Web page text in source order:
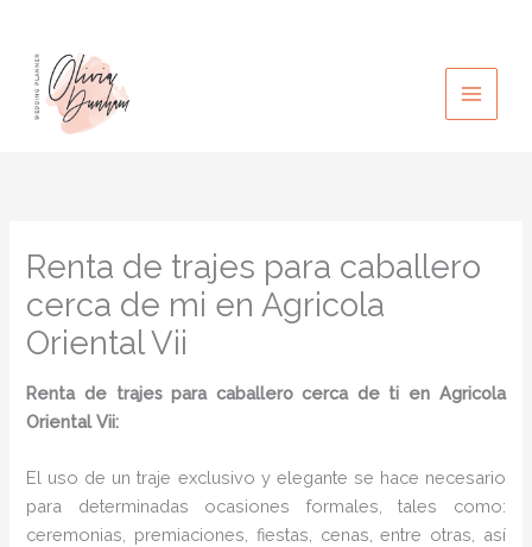
contenido
Renta de trajes para caballero
cerca de mi en Agricola
Oriental Vii
Renta de trajes para caballero cerca de ti en Agricola
Oriental Vii:
El uso de un traje exclusivo y elegante se hace necesario
para determinadas ocasiones formales, tales como:
ceremonias, premiaciones, fiestas, cenas, entre otras, así